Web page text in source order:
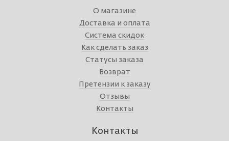
О магазине
Доставка и оплата
Система скидок
Как сделать заказ
Статусы заказа
Возврат
Претензии к заказу
Отзывы
Контакты
Контакты